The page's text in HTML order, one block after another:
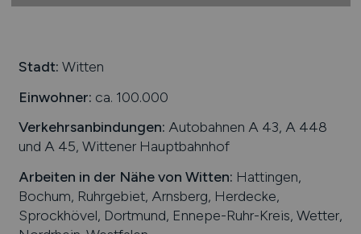
Stadt: Witten
Einwohner: ca. 100.000
Verkehrsanbindungen: Autobahnen A 43, A 448
und A 45, Wittener Hauptbahnhof
Arbeiten in der Nähe von Witten: Hattingen,
Bochum, Ruhrgebiet, Arnsberg, Herdecke,
Sprockhövel, Dortmund, Ennepe-Ruhr-Kreis, Wetter,